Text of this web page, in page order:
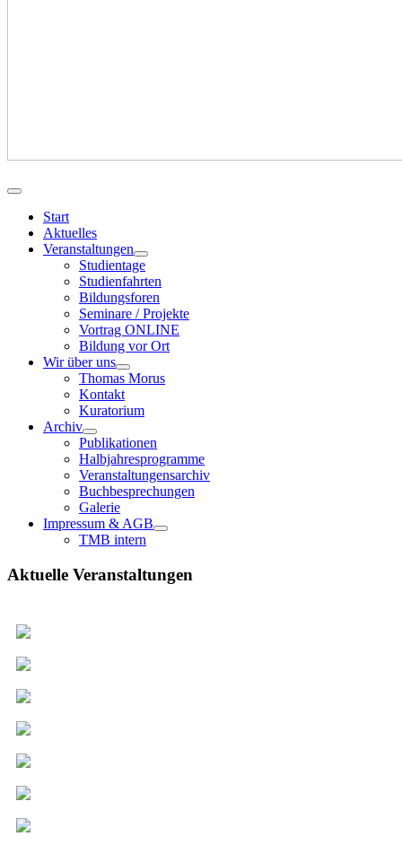
Start
Aktuelles
Veranstaltungen
Studientage
Studienfahrten
Bildungsforen
Seminare / Projekte
Vortrag ONLINE
Bildung vor Ort
Wir über uns
Thomas Morus
Kontakt
Kuratorium
Archiv
Publikationen
Halbjahresprogramme
Veranstaltungensarchiv
Buchbesprechungen
Galerie
Impressum & AGB
TMB intern
Aktuelle Veranstaltungen